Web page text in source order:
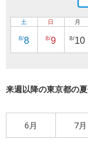
土
8/8
日
8/9
月
8/10
来週以降の東京都の
6月 7月